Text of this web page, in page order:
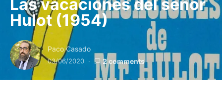
Las vacaciones del señor
Hulot (1954)
Paco Casado
03/06/2020 2 comments